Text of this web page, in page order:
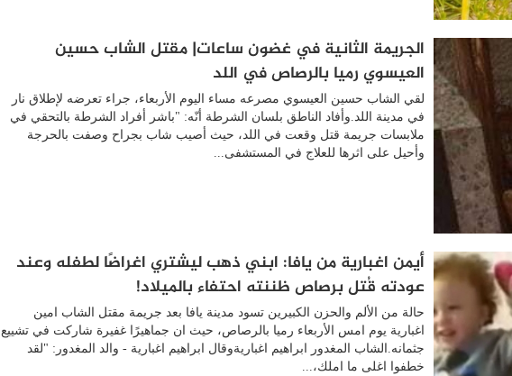
الجريمة الثانية في غضون ساعات| مقتل الشاب حسين
العيسوي رميا بالرصاص في اللد
لقي الشاب حسين العيسوي مصرعه مساء اليوم الأربعاء، جراء تعرضه لإطلاق نار
في مدينة اللد.وأفاد الناطق بلسان الشرطة أنّه: "باشر أفراد الشرطة بالتحقي في
ملابسات جريمة قتل وقعت في اللد، حيث أصيب شاب بجراح وصفت بالحرجة
وأحيل على اثرها للعلاج في المستشفى...
أيمن اغبارية من يافا: ابني ذهب ليشتري اغراضًا لطفله وعند
عودته قُتل برصاص ظننته احتفاء بالميلاد!
حالة من الألم والحزن الكبيرين تسود مدينة يافا بعد جريمة مقتل الشاب امين
اغبارية يوم امس الأربعاء رميا بالرصاص، حيث ان جماهيرًا غفيرة شاركت في تشييع
جثمانه.الشاب المغدور ابراهيم اغباريةوقال ابراهيم اغبارية - والد المغدور: "لقد
خطفوا اغلى ما املك،...